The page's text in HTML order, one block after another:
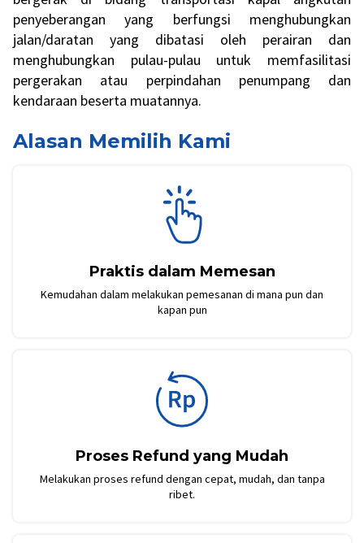
penyeberangan yang berfungsi menghubungkan
jalan/daratan yang dibatasi oleh perairan dan
menghubungkan pulau-pulau untuk memfasilitasi
pergerakan atau perpindahan penumpang dan
kendaraan beserta muatannya.
Alasan Memilih Kami
Praktis dalam Memesan
Kemudahan dalam melakukan pemesanan di mana pun dan
kapan pun
Proses Refund yang Mudah
Melakukan proses refund dengan cepat, mudah, dan tanpa
ribet.